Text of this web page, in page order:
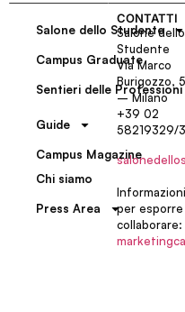
Salone dello Studente
Campus Graduate
Sentieri delle Professioni
Guide
Campus Magazine
Chi siamo
Press Area
CONTATTI
Salone dello
Studente
Via Marco
Burigozzo, 5
– Milano
+39 02
Informazioni
per esporre
collaborare: